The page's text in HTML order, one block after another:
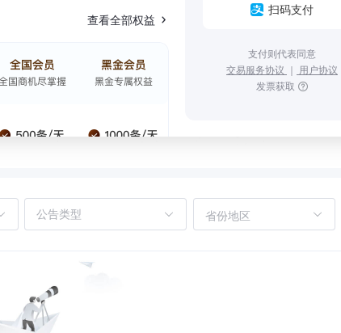
查看全部权益
扫码支付
支付则代表同意
交易服务协议 ｜ 用户协议
发票获取
省份地区